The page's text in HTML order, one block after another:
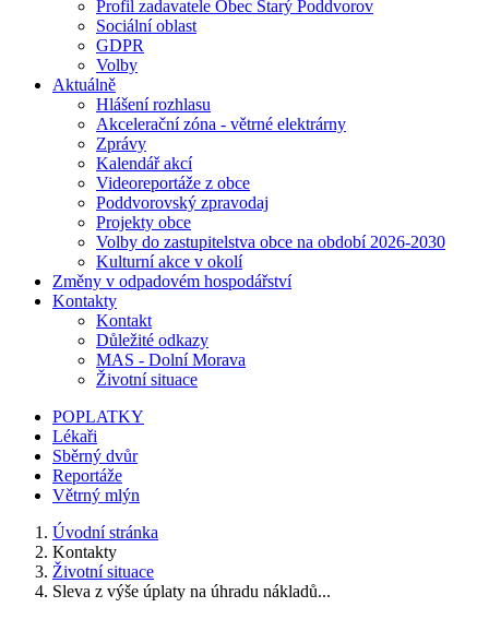
Profil zadavatele Obec Starý Poddvorov
Sociální oblast
GDPR
Volby
Aktuálně
Hlášení rozhlasu
Akcelerační zóna - větrné elektrárny
Zprávy
Kalendář akcí
Videoreportáže z obce
Poddvorovský zpravodaj
Projekty obce
Volby do zastupitelstva obce na období 2026-2030
Kulturní akce v okolí
Změny v odpadovém hospodářství
Kontakty
Kontakt
Důležité odkazy
MAS - Dolní Morava
Životní situace
POPLATKY
Lékaři
Sběrný dvůr
Reportáže
Větrný mlýn
Úvodní stránka
Kontakty
Životní situace
Sleva z výše úplaty na úhradu nákladů...